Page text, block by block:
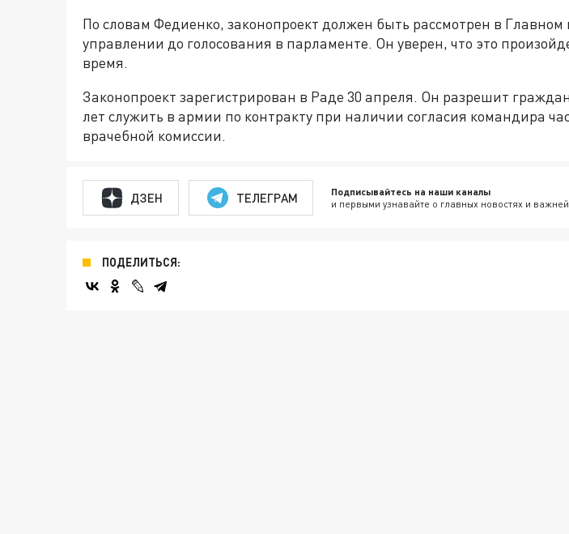
По словам Федиенко, законопроект должен быть рассмотрен в
управлении до голосования в парламенте. Он уверен, что это
время.
Законопроект зарегистрирован в Раде 30 апреля. Он разрешит
лет служить в армии по контракту при наличии согласия командира
врачебной комиссии.
ДЗЕН ТЕЛЕГРАМ Подписывайтесь на наши каналы
и первыми узнавайте о главных новостях и
ПОДЕЛИТЬСЯ: